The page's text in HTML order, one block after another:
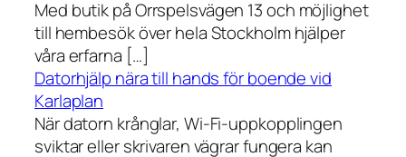
Med butik på Orrspelsvägen 13 och möjlighet
till hembesök över hela Stockholm hjälper
våra erfarna […]
Datorhjälp nära till hands för boende vid
Karlaplan
När datorn krånglar, Wi-Fi-uppkopplingen
sviktar eller skrivaren vägrar fungera kan